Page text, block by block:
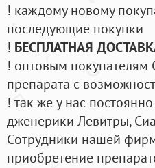
! каждому новому
последующие покупки
! БЕСПЛАТНАЯ
! оптовым
препарата с
! так же у нас
дженерики Левитры,
Cотрудники нашей
приобретение